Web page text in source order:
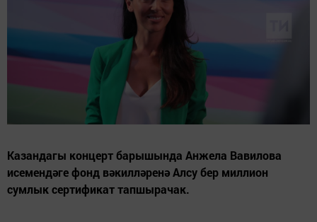
Казандагы концерт барышында Анжела Вавилова
исемендәге фонд вәкилләренә Алсу бер миллион
сумлык сертификат тапшырачак.